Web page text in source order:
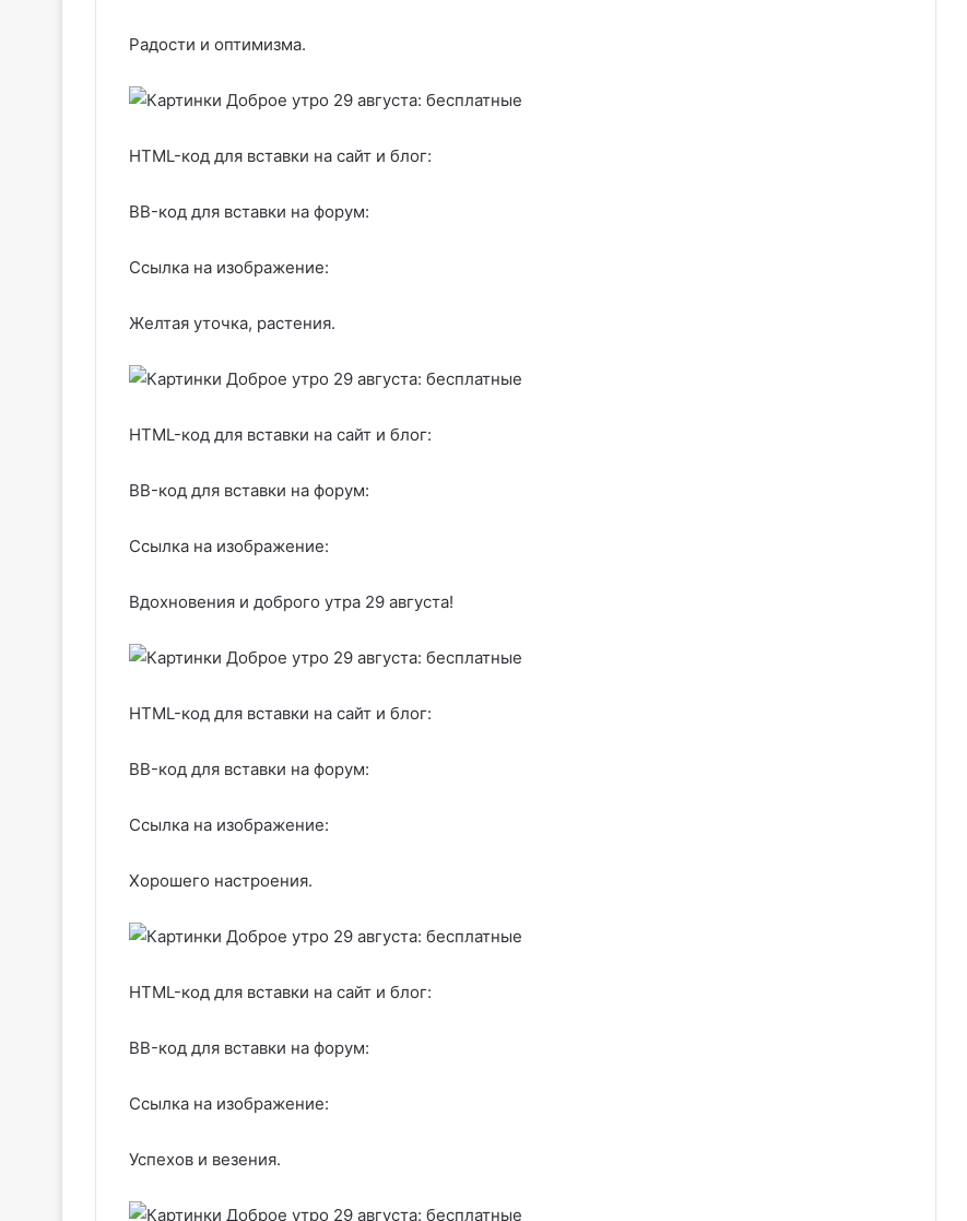
Радости и оптимизма.
HTML-код для вставки на сайт и блог:
BB-код для вставки на форум:
Ссылка на изображение:
Желтая уточка, растения.
HTML-код для вставки на сайт и блог:
BB-код для вставки на форум:
Ссылка на изображение:
Вдохновения и доброго утра 29 августа!
HTML-код для вставки на сайт и блог:
BB-код для вставки на форум:
Ссылка на изображение:
Хорошего настроения.
HTML-код для вставки на сайт и блог:
BB-код для вставки на форум:
Ссылка на изображение:
Успехов и везения.